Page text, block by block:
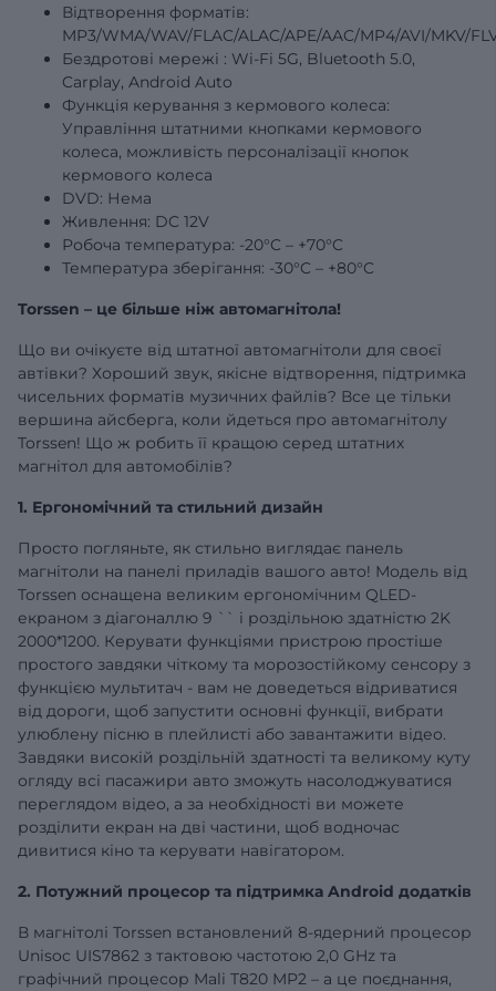
Відтворення форматів:
MP3/WMA/WAV/FLAC/ALAC/APE/AAC/MP4/AVI/MKV/
Бездротові мережі : Wi-Fi 5G, Bluetooth 5.0,
Carplay, Android Auto
Функція керування з кермового колеса:
Управління штатними кнопками кермового
колеса, можливість персоналізації кнопок
кермового колеса
DVD: Нема
Живлення: DC 12V
Робоча температура: -20°C – +70°C
Температура зберігання: -30°C – +80°C
Torssen – це більше ніж автомагнітола!
Що ви очікуєте від штатної автомагнітоли для своєї
автівки? Хороший звук, якісне відтворення, підтримка
чисельних форматів музичних файлів? Все це тільки
вершина айсберга, коли йдеться про автомагнітолу
Torssen! Що ж робить її кращою серед штатних
магнітол для автомобілів?
1. Ергономічний та стильний дизайн
Просто погляньте, як стильно виглядає панель
магнітоли на панелі приладів вашого авто! Модель від
Torssen оснащена великим ергономічним QLED-
екраном з діагоналлю 9 `` і роздільною здатністю 2K
2000*1200. Керувати функціями пристрою простіше
простого завдяки чіткому та морозостійкому сенсору з
функцією мультитач - вам не доведеться відриватися
від дороги, щоб запустити основні функції, вибрати
улюблену пісню в плейлисті або завантажити відео.
Завдяки високій роздільній здатності та великому куту
огляду всі пасажири авто зможуть насолоджуватися
переглядом відео, а за необхідності ви можете
розділити екран на дві частини, щоб водночас
дивитися кіно та керувати навігатором.
2. Потужний процесор та підтримка Android додатків
В магнітолі Torssen встановлений 8-ядерний процесор
Unisoc UIS7862 з тактовою частотою 2,0 GHz та
графічний процесор Mali T820 MP2 – а це поєднання,